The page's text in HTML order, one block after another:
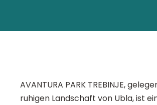
AVANTURA PARK TREBINJE,
ruhigen Landschaft von Ubla, ist